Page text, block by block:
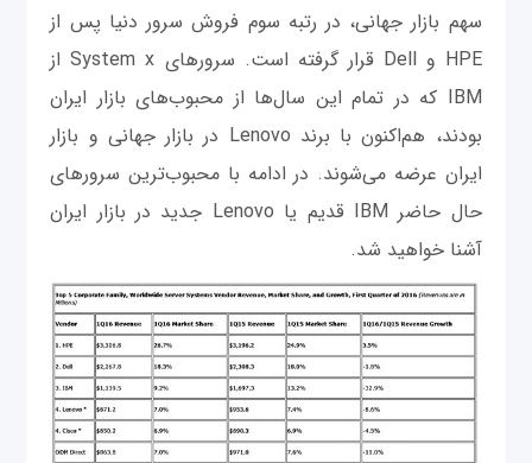
سهم بازار جهانی، در رتبه سوم فروش سرور دنیا پس از
HPE و Dell قرار گرفته است. سرورهای System x از
IBM که در تمام این سال‌ها از محبوب‌های بازار ایران
بودند، هم‌اکنون با برند Lenovo در بازار جهانی و بازار
ایران عرضه می‌شوند. در ادامه با محبوب‌ترین سرورهای
حال حاضر IBM قدیم یا Lenovo جدید در بازار ایران
آشنا خواهید شد.